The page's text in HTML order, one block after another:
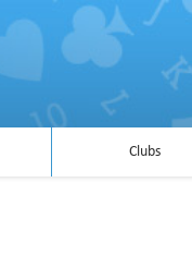
Clubs